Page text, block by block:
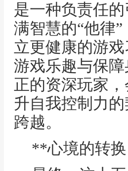
是一种负责任
满智慧的“他律
立更健康的游
游戏乐趣与保
正的资深玩家
升自我控制力
跨越。
**心境的转